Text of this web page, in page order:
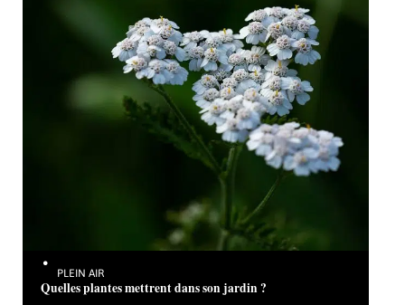
PLEIN AIR
Quelles plantes mettrent dans son jardin ?